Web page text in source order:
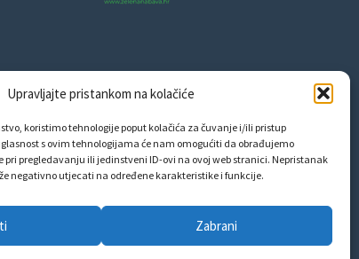
Upravljajte pristankom na kolačiće
koristimo tehnologije poput kolačića za čuvanje i/ili pristup
s ovim tehnologijama će nam omogućiti da obrađujemo
pri pregledavanju ili jedinstveni ID-ovi na ovoj web stranici. Nepristanak
negativno utjecati na određene karakteristike i funkcije.
Zabrani